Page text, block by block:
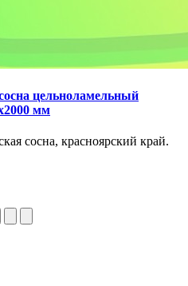
цельноламельный
мм
сосна, красноярский край.